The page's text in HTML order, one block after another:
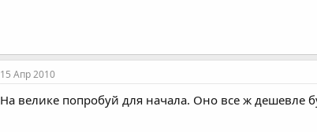
15 Апр 2010
На велике попробуй для начала. Оно все ж дешевле